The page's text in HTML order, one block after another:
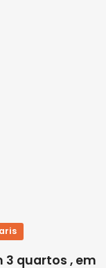
quartos , em